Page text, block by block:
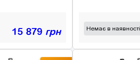
15 879 грн Немає в наявності